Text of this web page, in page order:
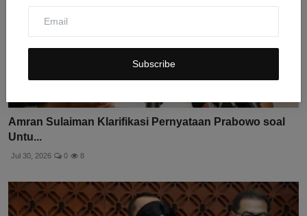
Subscribe
Amran Sulaiman Klarifikasi Pernyataan Prabowo soal
Untu...
Jul 30, 2026 0 8